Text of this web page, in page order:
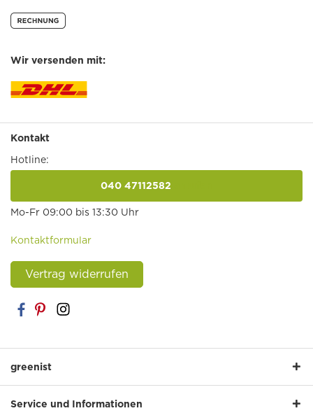
Wir versenden mit:
Kontakt
Hotline:
040 47112582
Mo-Fr 09:00 bis 13:30 Uhr
Kontaktformular
Vertrag widerrufen
greenist
Service und Informationen